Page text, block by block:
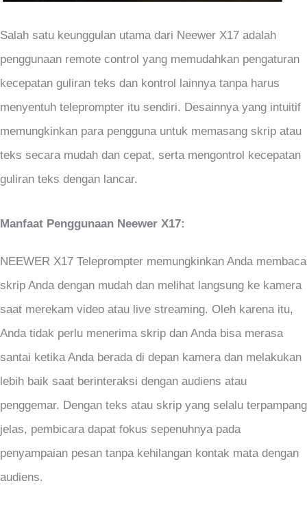
Salah satu keunggulan utama dari Neewer X17 adalah
penggunaan remote control yang memudahkan pengaturan
kecepatan guliran teks dan kontrol lainnya tanpa harus
menyentuh teleprompter itu sendiri. Desainnya yang intuitif
memungkinkan para pengguna untuk memasang skrip atau
teks secara mudah dan cepat, serta mengontrol kecepatan
guliran teks dengan lancar.
Manfaat Penggunaan Neewer X17:
NEEWER X17 Teleprompter memungkinkan Anda membaca
skrip Anda dengan mudah dan melihat langsung ke kamera
saat merekam video atau live streaming. Oleh karena itu,
Anda tidak perlu menerima skrip dan Anda bisa merasa
santai ketika Anda berada di depan kamera dan melakukan
lebih baik saat berinteraksi dengan audiens atau
penggemar. Dengan teks atau skrip yang selalu terpampang
jelas, pembicara dapat fokus sepenuhnya pada
penyampaian pesan tanpa kehilangan kontak mata dengan
audiens.